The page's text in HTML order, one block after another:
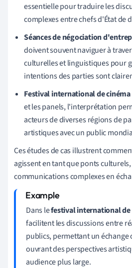
essentielle pour traduire les
complexes entre chefs d'État de
Séances de négociation
doivent souvent naviguer à
culturelles et linguistiques pour
intentions des parties sont
Festival international de cinéma
et les panels, l'interprétation
acteurs de diverses régions de
artistiques avec un public
Ces études de cas illustrent
agissent en tant que ponts
communications complexes en
Dans lefestival international de
facilitent les discussions entre
publics, permettant un
ouvrant des perspectives
audience plus large.